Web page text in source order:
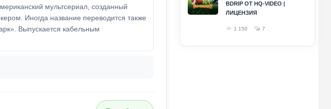
мультсериал, созданный
Иногда название переводится также
Выпускается кабельным
BDRIP ОТ HQ-VIDEO |
ЛИЦЕНЗИЯ
1 150 7